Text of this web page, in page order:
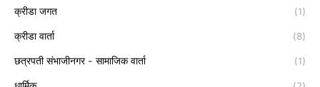
क्रीडा जगत (1)
क्रीडा वार्ता (8)
छत्रपती संभाजीनगर - सामाजिक वार्ता (1)